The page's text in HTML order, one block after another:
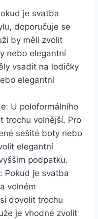
je svatba‌
doporučuje se
by měli zvolit
nebo elegantní
vsadit na lodičky
elegantní
U poloformálního
trochu volnější. Pro​
sešité boty nebo
elegantní
podpatku.
Pokud je svatba​
volném
dovolit trochu⁤
je vhodné zvolit